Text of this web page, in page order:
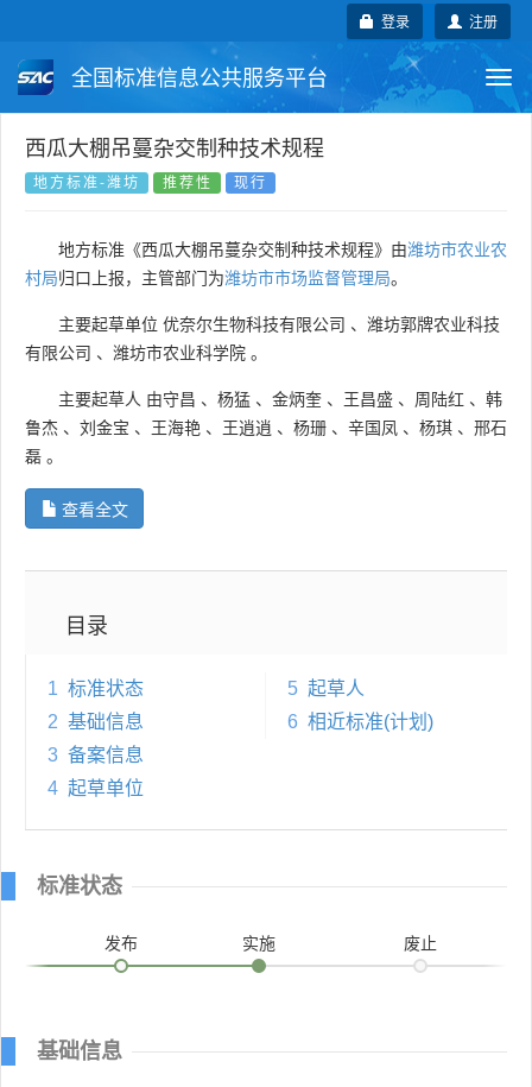
注册
登录
全国标准信息公共服务平台
国家标准 行业标准
国外标准 技术委员会
西瓜大棚吊蔓杂交制种技术规程
地方标准-潍坊 推荐性 现行
地方标准《西瓜大棚吊蔓杂交制种技术规程》由潍坊市农业农
村局归口上报，主管部门为潍坊市市场监督管理局。
主要起草单位 优奈尔生物科技有限公司 、 潍坊郭牌农业科技
有限公司 、 潍坊市农业科学院 。
主要起草人 由守昌 、 杨猛 、 金炳奎 、 王昌盛 、 周陆红 、 韩
鲁杰 、 刘金宝 、 王海艳 、 王逍逍 、 杨珊 、 辛国凤 、 杨琪 、 邢石
磊 。
查看全文
目录
1 标准状态
2 基础信息
3 备案信息
4 起草单位
5 起草人
6 相近标准(计划)
标准状态
发布 实施 废止
基础信息